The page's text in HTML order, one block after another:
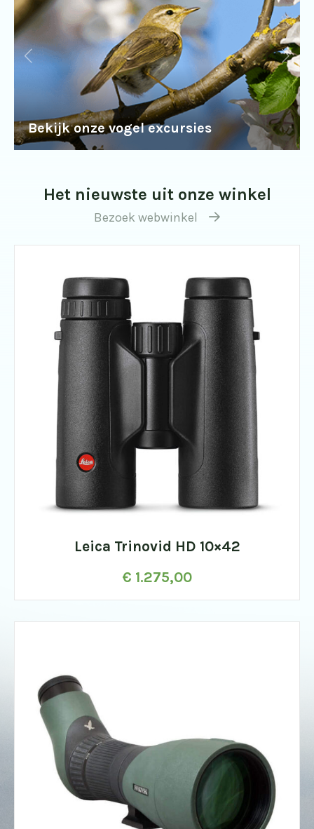
Bekijk onze vogel excursies
Het nieuwste uit onze winkel
Bezoek webwinkel
Leica Trinovid HD 10×42
€ 1.275,00